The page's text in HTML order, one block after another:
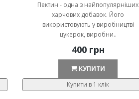
Пектин - одна з найпопулярніших
харчових добавок. Його
використовують у виробництві
цукерок, виробни..
400 грн
КУПИТИ
Купити в 1 клік